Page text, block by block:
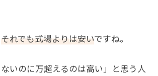
それでも式場よりは安いですね。
ないのに万超えるのは高い」と思う人